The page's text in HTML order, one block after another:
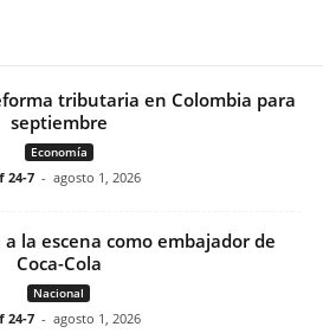
tributaria en Colombia para
septiembre
Economía
24-7 - agosto 1, 2026
la escena como embajador de
Coca-Cola
Nacional
24-7 - agosto 1, 2026